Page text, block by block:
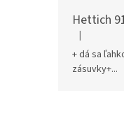
|
+ dá sa
zásuvky+...